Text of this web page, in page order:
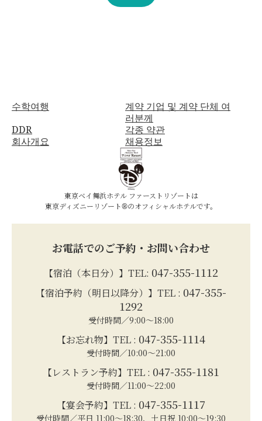
수학여행
계약 기업 및 계약 단체 여
러분께
DDR
각종 약관
회사개요
채용정보
東京ベイ舞浜ホテル ファーストリゾートは
東京ディズニーリゾート®のオフィシャルホテルです。
お電話でのご予約・お問い合わせ
【宿泊（本日分）】TEL: 047-355-1112
【宿泊予約（明日以降分）】TEL : 047-355-
1292
受付時間／9:00～18:00
【お忘れ物】TEL : 047-355-1114
受付時間／10:00～21:00
【レストラン予約】TEL : 047-355-1181
受付時間／11:00～22:00
【宴会予約】TEL : 047-355-1117
受付時間／平日 11:00～18:30、土日祝 10:00～19:30